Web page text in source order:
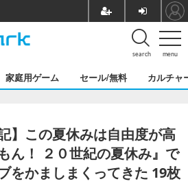
menu
search
家庭用ゲーム セール/無料 カルチャ
】この夏休みは自由度が高
ん！ ２０世紀の夏休み』で
をかましまくってきた 19枚